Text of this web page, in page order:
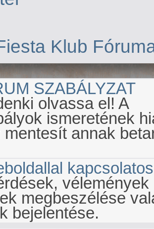
Klub
SZABÁLYZAT
olvassa el! A
ismeretének
mentesít annak
vélemények
megbeszélése
bejelentése.